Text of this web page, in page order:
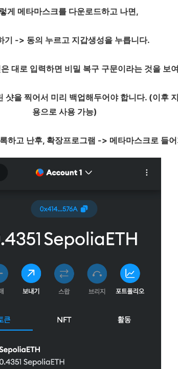
게 메타마스크를 다운로드하고 나면,
기 -> 동의 누르고 지갑생성을 누릅니다.
대로 입력하면 비밀 복구 구문이라는 것을 보
샷을 찍어서 미리 백업해두어야 합니다. (이후
용으로 사용 가능)
하고 난후, 확장프로그램 -> 메타마스크로 들